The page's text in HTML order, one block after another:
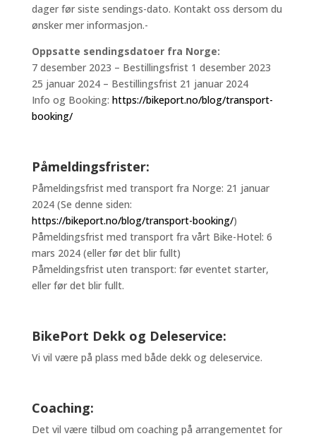
dager før siste sendings-dato. Kontakt oss dersom du
ønsker mer informasjon.-
Oppsatte sendingsdatoer fra Norge:
7 desember 2023 – Bestillingsfrist 1 desember 2023
25 januar 2024 – Bestillingsfrist 21 januar 2024
Info og Booking: https://bikeport.no/blog/transport-
booking/
Påmeldingsfrister:
Påmeldingsfrist med transport fra Norge: 21 januar
2024 (Se denne siden:
https://bikeport.no/blog/transport-booking/)
Påmeldingsfrist med transport fra vårt Bike-Hotel: 6
mars 2024 (eller før det blir fullt)
Påmeldingsfrist uten transport: før eventet starter,
eller før det blir fullt.
BikePort Dekk og Deleservice:
Vi vil være på plass med både dekk og deleservice.
Coaching:
Det vil være tilbud om coaching på arrangementet for